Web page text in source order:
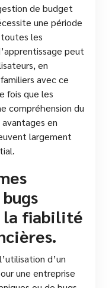
de budget
une période
les
peut
en
avec ce
fois que les
compréhension du
en
largement
la fiabilité
d’un
une entreprise